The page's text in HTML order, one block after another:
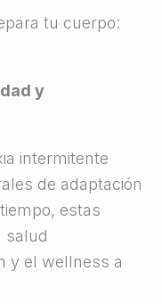
tu cuerpo:
y
intermitente
de adaptación
estas
salud
y el wellness a